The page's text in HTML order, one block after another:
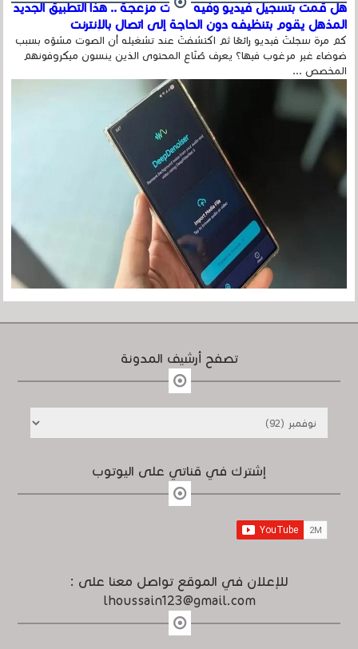
هل قمت بتسجيل فيديو وفيه أصوت مزعجة .. هذا التطبيق الجديد
المذهل يقوم بتنظيفه دون الحاجة إلى اتصال بالإنترنت
كم مرة سجلتَ فيديو رائعًا ثم اكتشفتَ عند تشغيله أن الصوت مشوّه بسبب
ضوضاء غير مرغوب فيها؟ يعرف صُنّاع المحتوى الذين ينسون ميكروفونهم
المخصص ...
تصفح أرشيف المدونة
إشترك في قناتي على اليوتوب
للإعلان في الموقع تواصل معنا على :
lhoussain123@gmail.com